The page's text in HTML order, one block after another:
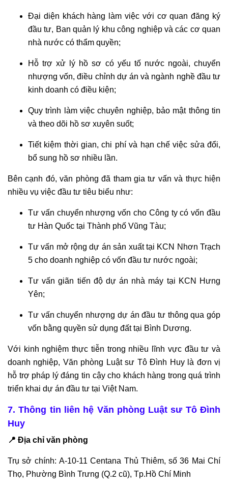
CHỮA
HÌNH
LUẬT
HÀNH
CHÍNH
LUẬT
HỮU
TRÍ
VẤN
PHÁP
LUẬT
LUẬT
HÌNH
QUA
TỔNG
ĐÀI
0978845617
TỔNG
ĐÀI
TƯ
LUẬT
ĐẤT
Đại diện khách hàng làm việc với cơ quan đăng ký
đầu tư, Ban quản lý khu công nghiệp và các cơ quan
nhà nước có thẩm quyền;
Hỗ trợ xử lý hồ sơ có yếu tố nước ngoài, chuyển
nhượng vốn, điều chỉnh dự án và ngành nghề đầu tư
kinh doanh có điều kiện;
Quy trình làm việc chuyên nghiệp, bảo mật thông tin
và theo dõi hồ sơ xuyên suốt;
Tiết kiệm thời gian, chi phí và hạn chế việc sửa đổi,
bổ sung hồ sơ nhiều lần.
Bên cạnh đó, văn phòng đã tham gia tư vấn và thực hiện
nhiều vụ việc đầu tư tiêu biểu như:
Tư vấn chuyển nhượng vốn cho Công ty có vốn đầu
tư Hàn Quốc tại Thành phố Vũng Tàu;
Tư vấn mở rộng dự án sản xuất tại KCN Nhơn Trạch
5 cho doanh nghiệp có vốn đầu tư nước ngoài;
Tư vấn giãn tiến độ dự án nhà máy tại KCN Hưng
Yên;
Tư vấn chuyển nhượng dự án đầu tư thông qua góp
vốn bằng quyền sử dụng đất tại Bình Dương.
Với kinh nghiệm thực tiễn trong nhiều lĩnh vực đầu tư và
doanh nghiệp, Văn phòng Luật sư Tô Đình Huy là đơn vị
hỗ trợ pháp lý đáng tin cậy cho khách hàng trong quá trình
triển khai dự án đầu tư tại Việt Nam.
7. Thông tin liên hệ Văn phòng Luật sư Tô Đình
Huy
📍 Địa chỉ văn phòng
Trụ sở chính: A-10-11 Centana Thủ Thiêm, số 36 Mai Chí
Thọ, Phường Bình Trưng (Q.2 cũ), Tp.Hồ Chí Minh